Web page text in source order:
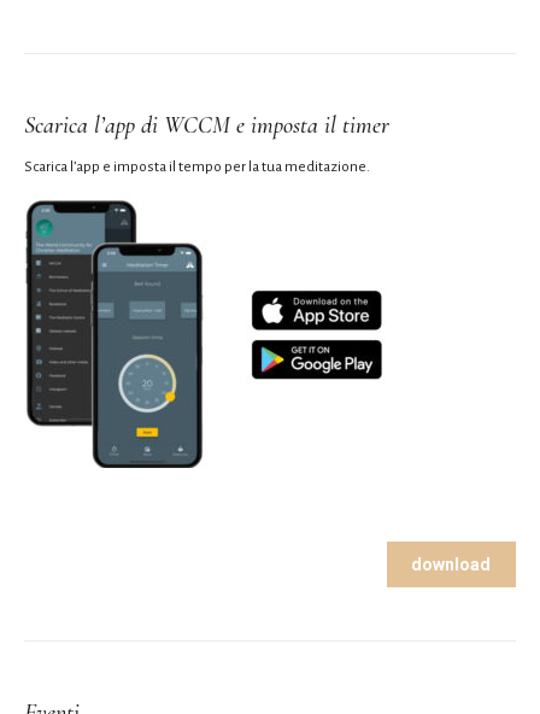
Scarica l’app di WCCM e imposta il timer
Scarica l’app e imposta il tempo per la tua meditazione.
download